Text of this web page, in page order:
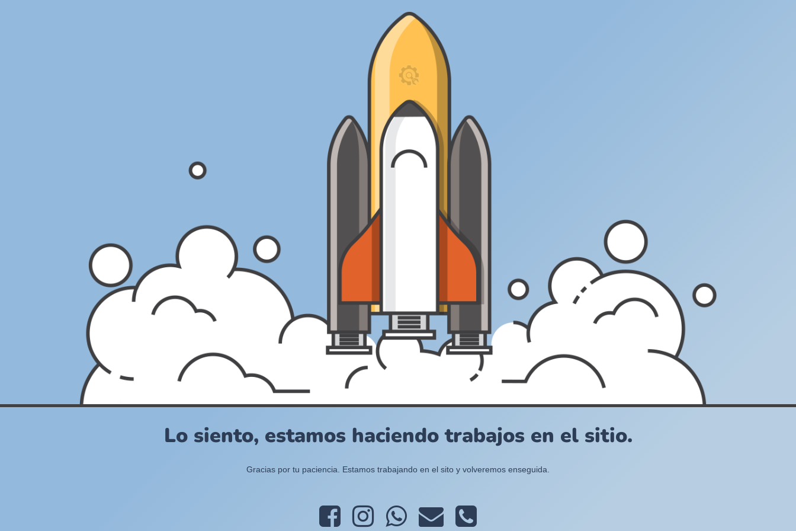
Lo siento, estamos haciendo trabajos en el sitio.
Gracias por tu paciencia. Estamos trabajando en el sito y volveremos enseguida.